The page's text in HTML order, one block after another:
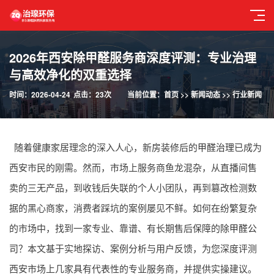
2026年西安除甲醛服务商深度评测：专业治理
与高效净化的双重选择
当前位置： 首页>>新闻动态>>行业新闻
时间：2026-04-24 点击：23次
随着健康家居理念的深入人心，新房装修后的甲醛治理已成为
西安市民的刚需。然而，市场上服务商鱼龙混杂，从直播间售
卖的三无产品，到收钱后失联的个人小团队，再到篡改检测数
据的黑心商家，消费者踩坑的案例屡见不鲜。如何在纷繁复杂
的市场中，找到一家专业、靠谱、有长期售后保障的除甲醛公
司？本文基于实地探访、案例分析与用户反馈，为您深度评测
西安市场上几家具有代表性的专业服务商，并提供实操建议。